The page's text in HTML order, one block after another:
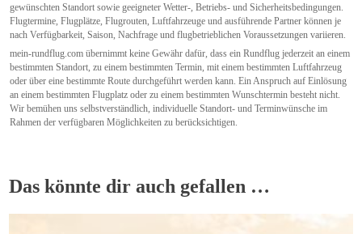
gewünschten Standort sowie geeigneter Wetter-, Betriebs- und Sicherheitsbedingungen.
Flugtermine, Flugplätze, Flugrouten, Luftfahrzeuge und ausführende Partner können je
nach Verfügbarkeit, Saison, Nachfrage und flugbetrieblichen Voraussetzungen variieren.
mein-rundflug.com übernimmt keine Gewähr dafür, dass ein Rundflug jederzeit an einem
bestimmten Standort, zu einem bestimmten Termin, mit einem bestimmten Luftfahrzeug
oder über eine bestimmte Route durchgeführt werden kann. Ein Anspruch auf Einlösung
an einem bestimmten Flugplatz oder zu einem bestimmten Wunschtermin besteht nicht.
Wir bemühen uns selbstverständlich, individuelle Standort- und Terminwünsche im
Rahmen der verfügbaren Möglichkeiten zu berücksichtigen.
Das könnte dir auch gefallen …